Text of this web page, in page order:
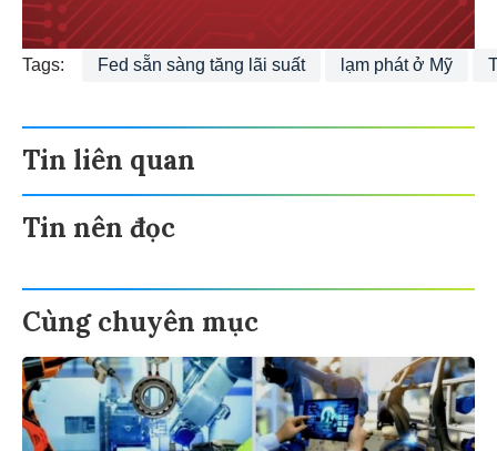
Tags: Fed sẵn sàng tăng lãi suất lạm phát ở Mỹ
Tin liên quan
Tin nên đọc
Cùng chuyên mục